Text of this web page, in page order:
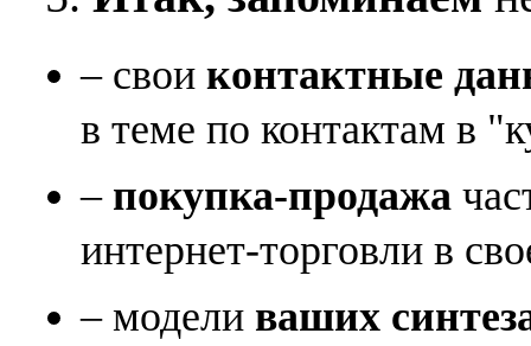
– свои контактные
в теме по контактам в
– покупка-продажа
интернет-торговли в
– модели ваших